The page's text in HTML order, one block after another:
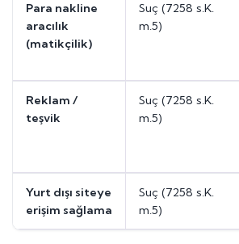
Para nakline
aracılık
(matikçilik)
Suç (7258 s.K.
m.5)
Reklam /
teşvik
Suç (7258 s.K.
m.5)
Yurt dışı siteye
erişim sağlama
Suç (7258 s.K.
m.5)